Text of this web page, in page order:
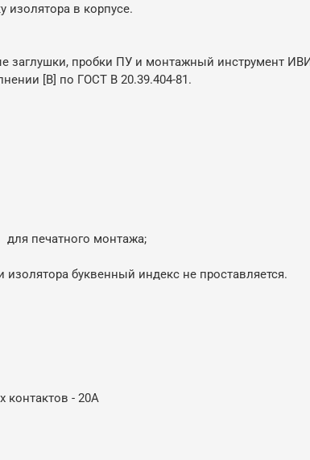
в корпусе.
заглушки, пробки ПУ и монтажный инструмент
[В] по ГОСТ В 20.39.404-81.
печатного монтажа;
буквенный индекс не проставляется.
контактов - 20А